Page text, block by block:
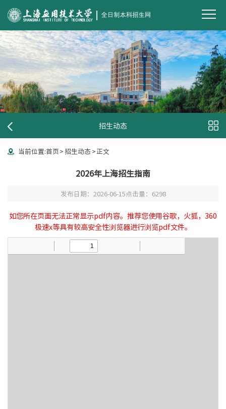
招生动态
当前位置:首页> 招生动态 >正文
2026年上海招生指南
发布日期：2026-06-15点击量： 6298
如您所在页面无法正常显示pdf内容。推荐您使用谷歌，火狐，360
极速x等具有较高安全性浏览器进行浏览pdf文件。